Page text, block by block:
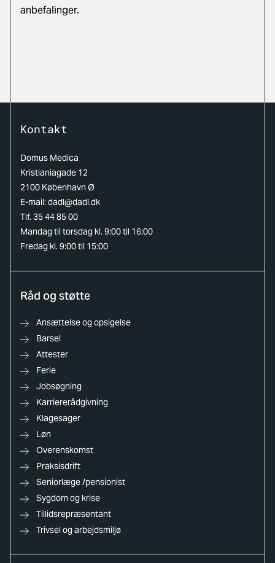
anbefalinger.
Kontakt
Domus Medica
Kristianiagade 12
2100 København Ø
E-mail:dadl@dadl.dk
Tlf. 35 44 85 00
Mandag til torsdag kl. 9:00 til 16:00
Fredag kl. 9:00 til 15:00
Råd og støtte
Ansættelse og opsigelse
Barsel
Attester
Ferie
Jobsøgning
Karriererådgivning
Klagesager
Løn
Overenskomst
Praksisdrift
Seniorlæge /pensionist
Sygdom og krise
Tillidsrepræsentant
Trivsel og arbejdsmiljø